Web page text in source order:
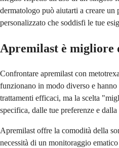
dermatologo può aiutarti a creare un
personalizzato che soddisfi le tue
Apremilast è migliore
Confrontare apremilast con
funzionano in modo diverso e
trattamenti efficaci, ma la scelta
specifica, dalle tue preferenze e
Apremilast offre la comodità della
necessità di un monitoraggio